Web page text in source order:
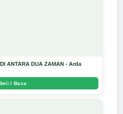
ANTARA DUA ZAMAN - Arda
/ Baca